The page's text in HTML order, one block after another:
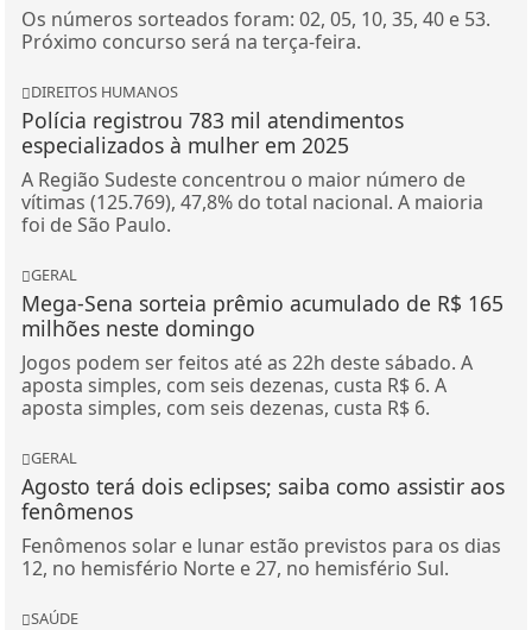
Os números sorteados foram: 02, 05, 10, 35, 40 e 53.
Próximo concurso será na terça-feira.
DIREITOS HUMANOS
Polícia registrou 783 mil atendimentos
especializados à mulher em 2025
A Região Sudeste concentrou o maior número de
vítimas (125.769), 47,8% do total nacional. A maioria
foi de São Paulo.
GERAL
Mega-Sena sorteia prêmio acumulado de R$ 165
milhões neste domingo
Jogos podem ser feitos até as 22h deste sábado. A
aposta simples, com seis dezenas, custa R$ 6. A
aposta simples, com seis dezenas, custa R$ 6.
GERAL
Agosto terá dois eclipses; saiba como assistir aos
fenômenos
Fenômenos solar e lunar estão previstos para os dias
12, no hemisfério Norte e 27, no hemisfério Sul.
SAÚDE